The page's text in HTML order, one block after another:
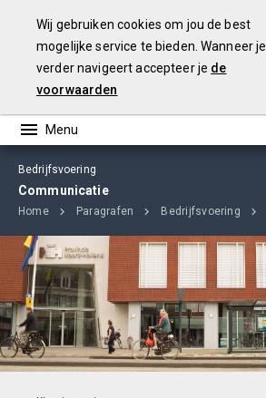
Bedrijfsvoering
Communicatie
Home Paragrafen Bedrijfsvoering
Wij gebruiken cookies om jou de best
mogelijke service te bieden. Wanneer je
verder navigeert accepteer je de
voorwaarden